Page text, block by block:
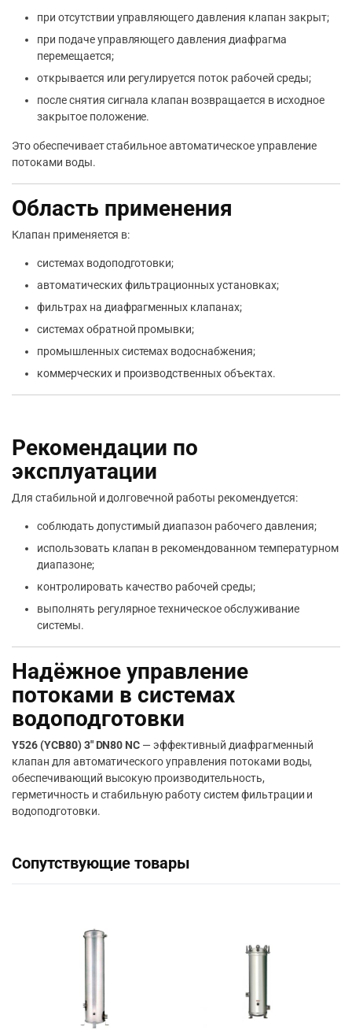
при отсутствии управляющего давления клапан закрыт;
при подаче управляющего давления диафрагма
перемещается;
открывается или регулируется поток рабочей среды;
после снятия сигнала клапан возвращается в исходное
закрытое положение.
Это обеспечивает стабильное автоматическое управление
потоками воды.
Область применения
Клапан применяется в:
системах водоподготовки;
автоматических фильтрационных установках;
фильтрах на диафрагменных клапанах;
системах обратной промывки;
промышленных системах водоснабжения;
коммерческих и производственных объектах.
Рекомендации по
эксплуатации
Для стабильной и долговечной работы рекомендуется:
соблюдать допустимый диапазон рабочего давления;
использовать клапан в рекомендованном температурном
диапазоне;
контролировать качество рабочей среды;
выполнять регулярное техническое обслуживание
системы.
Надёжное управление
потоками в системах
водоподготовки
Y526 (YCB80) 3″ DN80 NC — эффективный диафрагменный
клапан для автоматического управления потоками воды,
обеспечивающий высокую производительность,
герметичность и стабильную работу систем фильтрации и
водоподготовки.
Сопутствующие товары